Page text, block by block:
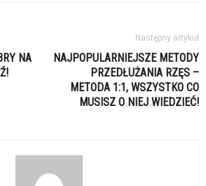
NA
Następny artykuł
NAJPOPULARNIEJSZE METODY
PRZEDŁUŻANIA RZĘS –
METODA 1:1, WSZYSTKO CO
MUSISZ O NIEJ WIEDZIEĆ!